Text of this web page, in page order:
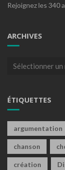
Rejoignez les 340
ARCHIVES
Archives
ÉTIQUETTES
argumentation
chanson
création